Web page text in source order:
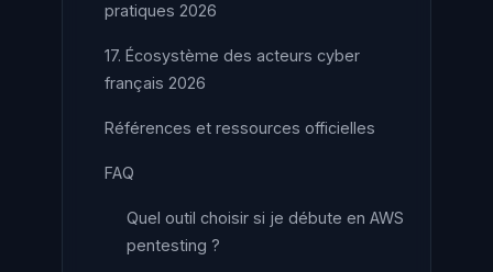
pratiques 2026
17. Écosystème des acteurs cyber
français 2026
Références et ressources officielles
FAQ
Quel outil choisir si je débute en AWS
pentesting ?